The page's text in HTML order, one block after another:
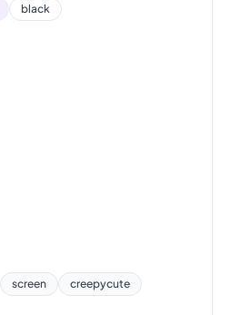
black
screen
creepycute